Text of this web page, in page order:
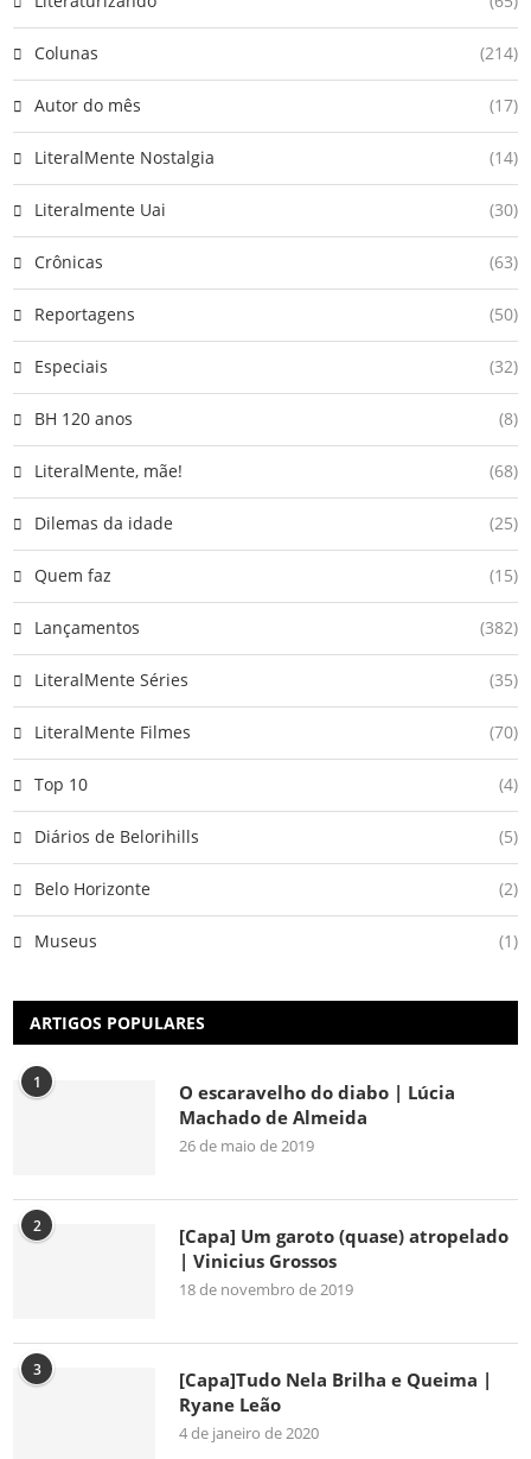
Colunas (214)
Autor do mês (17)
LiteralMente Nostalgia (14)
Literalmente Uai (30)
Crônicas (63)
Reportagens (50)
Especiais (32)
BH 120 anos (8)
LiteralMente, mãe! (68)
Dilemas da idade (25)
Quem faz (15)
Lançamentos (382)
LiteralMente Séries (35)
LiteralMente Filmes (70)
Top 10 (4)
Diários de Belorihills (5)
Belo Horizonte (2)
Museus (1)
ARTIGOS POPULARES
1
O escaravelho do diabo | Lúcia
Machado de Almeida
26 de maio de 2019
2
[Capa] Um garoto (quase) atropelado
| Vinicius Grossos
18 de novembro de 2019
3
[Capa]Tudo Nela Brilha e Queima |
Ryane Leão
4 de janeiro de 2020